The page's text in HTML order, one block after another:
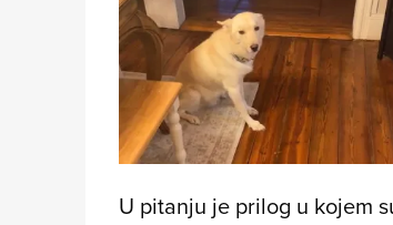
U pitanju je prilog u kojem